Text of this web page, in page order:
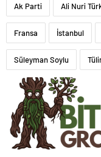
Ak Parti Ali Nuri
Fransa İstanbul
Süleyman Soylu